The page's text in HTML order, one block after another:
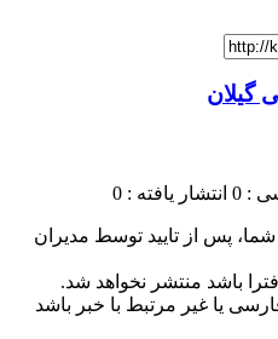
گیلان
: 0 انتشار یافته : 0
پس از تایید توسط مدیران
باشد منتشر نخواهد شد.
یا غیر مرتبط با خبر باشد